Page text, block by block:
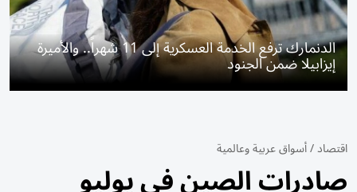
الدنمارك ترفع الخدمة العسكرية إلى 11 شهراً.. والأميرة
إيزابيلا ضمن الجنود
اقتصاد/أسواق عربية وعالمية